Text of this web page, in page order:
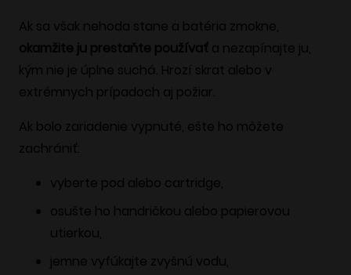
Ak sa však nehoda stane a batéria zmokne,
okamžite ju prestaňte používať a nezapínajte ju,
kým nie je úplne suchá. Hrozí skrat alebo v
extrémnych prípadoch aj požiar.
Ak bolo zariadenie vypnuté, ešte ho môžete
zachrániť:
vyberte pod alebo cartridge,
osušte ho handričkou alebo papierovou
utierkou,
jemne vyfúkajte zvyšnú vodu,